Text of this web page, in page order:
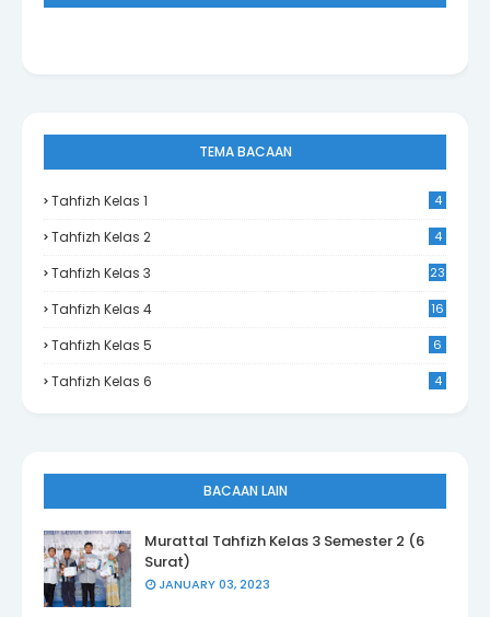
TEMA BACAAN
Tahfizh Kelas 1 4
Tahfizh Kelas 2 4
Tahfizh Kelas 3 23
Tahfizh Kelas 4 16
Tahfizh Kelas 5 6
Tahfizh Kelas 6 4
BACAAN LAIN
Murattal Tahfizh Kelas 3 Semester 2 (6
Surat)
JANUARY 03, 2023